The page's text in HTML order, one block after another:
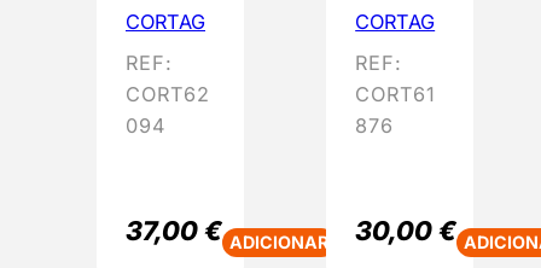
CORTAG
REF:
CORT62
094
37,00€ ADICIONAR
CORTAG
REF:
CORT61
876
30,00€